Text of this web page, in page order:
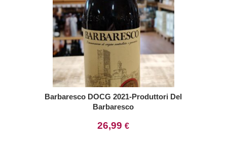
Barbaresco DOCG 2021-Produttori Del
Barbaresco
26,99€